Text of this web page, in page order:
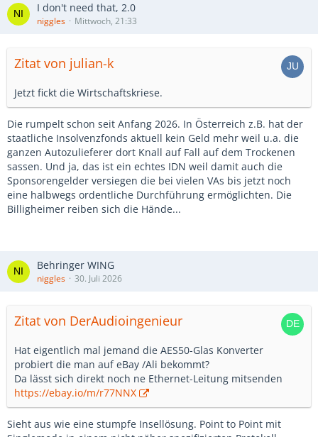
I don't need that, 2.0
niggles Mittwoch, 21:33
Zitat von julian-k
Jetzt fickt die Wirtschaftskriese.
Die rumpelt schon seit Anfang 2026. In Österreich z.B. hat der
staatliche Insolvenzfonds aktuell kein Geld mehr weil u.a. die
ganzen Autozulieferer dort Knall auf Fall auf dem Trockenen
sassen. Und ja, das ist ein echtes IDN weil damit auch die
Sponsorengelder versiegen die bei vielen VAs bis jetzt noch
eine halbwegs ordentliche Durchführung ermöglichten. Die
Billigheimer reiben sich die Hände...
Behringer WING
niggles 30. Juli 2026
Zitat von DerAudioingenieur
Hat eigentlich mal jemand die AES50-Glas Konverter
probiert die man auf eBay /Ali bekommt?
Da lässt sich direkt noch ne Ethernet-Leitung mitsenden
https://ebay.io/m/r77NNX
Sieht aus wie eine stumpfe Insellösung. Point to Point mit